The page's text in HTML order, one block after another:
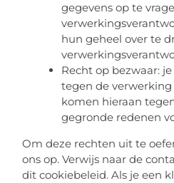
gegevens op te
hun geheel over te
Recht op bezwaar:
tegen de verwerking
komen hieraan
gegronde redenen
Om deze rechten uit te
ons op. Verwijs naar de
dit cookiebeleid. Als je een